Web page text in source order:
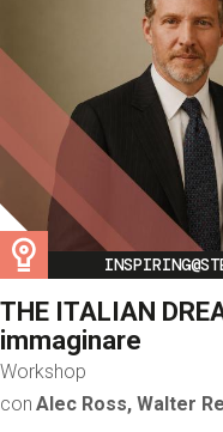
Image
THE ITALIAN
immaginare
Workshop
con Alec Ross, Walter